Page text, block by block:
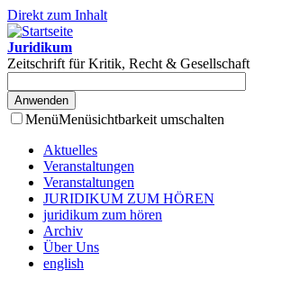
Direkt zum Inhalt
Juridikum
Zeitschrift für Kritik, Recht & Gesellschaft
MenüMenüsichtbarkeit umschalten
Aktuelles
Veranstaltungen
Veranstaltungen
JURIDIKUM ZUM HÖREN
juridikum zum hören
Archiv
Über Uns
english